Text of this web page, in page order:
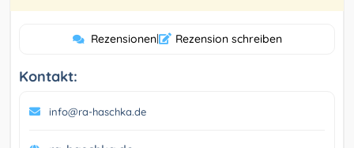
Rezensionen| Rezension schreiben
Kontakt:
info@ra-haschka.de